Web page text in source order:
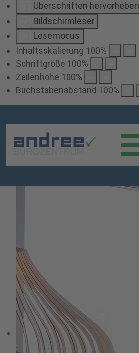
Überschriften hervorheben
Bildschirmleser
Lesemodus
Inhaltsskalierung 100%
Schriftgröße 100%
Zeilenhöhe 100%
Buchstabenabstand 100%